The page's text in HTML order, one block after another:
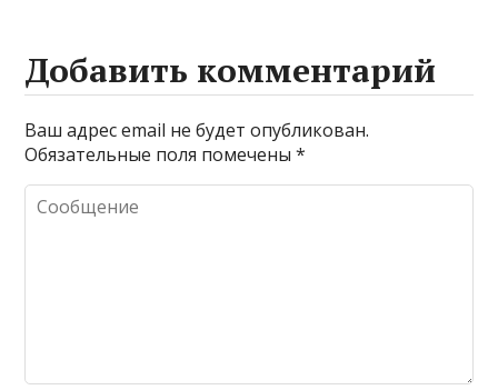
Добавить комментарий
Ваш адрес email не будет опубликован.
Обязательные поля помечены*